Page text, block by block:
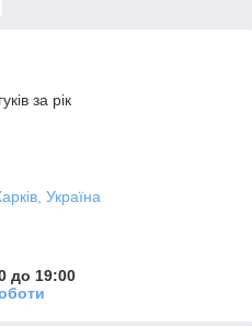
за рік
Україна
до 19:00